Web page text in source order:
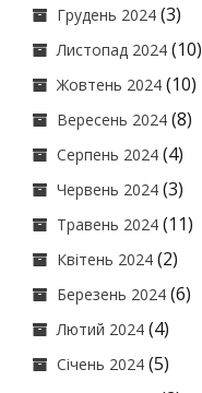
Грудень 2024 (3)
Листопад 2024 (10)
Жовтень 2024 (10)
Вересень 2024 (8)
Серпень 2024 (4)
Червень 2024 (3)
Травень 2024 (11)
Квітень 2024 (2)
Березень 2024 (6)
Лютий 2024 (4)
Січень 2024 (5)